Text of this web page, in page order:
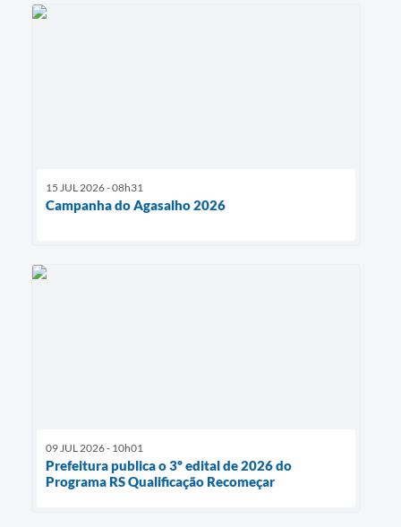
15 JUL 2026 - 08h31
Campanha do Agasalho 2026
09 JUL 2026 - 10h01
Prefeitura publica o 3º edital de 2026 do
Programa RS Qualificação Recomeçar